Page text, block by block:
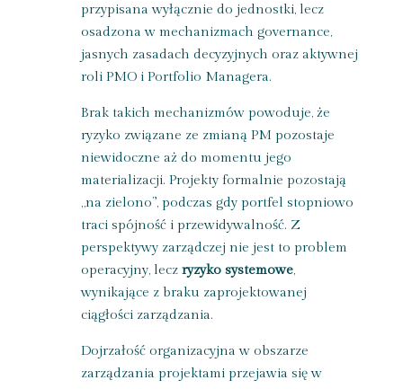
przypisana wyłącznie do jednostki, lecz
osadzona w mechanizmach governance,
jasnych zasadach decyzyjnych oraz aktywnej
roli PMO i Portfolio Managera.
Brak takich mechanizmów powoduje, że
ryzyko związane ze zmianą PM pozostaje
niewidoczne aż do momentu jego
materializacji. Projekty formalnie pozostają
„na zielono”, podczas gdy portfel stopniowo
traci spójność i przewidywalność. Z
perspektywy zarządczej nie jest to problem
operacyjny, lecz ryzyko systemowe,
wynikające z braku zaprojektowanej
ciągłości zarządzania.
Dojrzałość organizacyjna w obszarze
zarządzania projektami przejawia się w